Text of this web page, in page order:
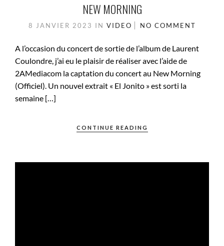
NEW MORNING
8 JANVIER 2023 IN VIDEO NO COMMENT
A l’occasion du concert de sortie de l’album de Laurent
Coulondre, j’ai eu le plaisir de réaliser avec l’aide de
2AMediacom la captation du concert au New Morning
(Officiel). Un nouvel extrait « El Jonito » est sorti la
semaine […]
CONTINUE READING